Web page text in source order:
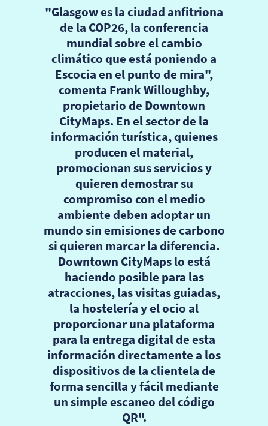
"Glasgow es la ciudad anfitriona
de la COP26, la conferencia
mundial sobre el cambio
climático que está poniendo a
Escocia en el punto de mira",
comenta Frank Willoughby,
propietario de Downtown
CityMaps. En el sector de la
información turística, quienes
producen el material,
promocionan sus servicios y
quieren demostrar su
compromiso con el medio
ambiente deben adoptar un
mundo sin emisiones de carbono
si quieren marcar la diferencia.
Downtown CityMaps lo está
haciendo posible para las
atracciones, las visitas guiadas,
la hostelería y el ocio al
proporcionar una plataforma
para la entrega digital de esta
información directamente a los
dispositivos de la clientela de
forma sencilla y fácil mediante
un simple escaneo del código
QR".